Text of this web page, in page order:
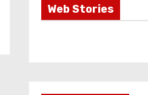
Web StoriesMost
Info